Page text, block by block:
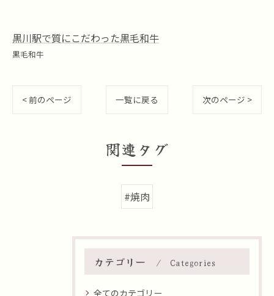
黒川駅で質にこだわった黒毛和牛
黒毛和牛
< 前のページ 一覧に戻る 次のページ >
関連タグ
#焼肉
カテゴリー Categories
全てのカテゴリー